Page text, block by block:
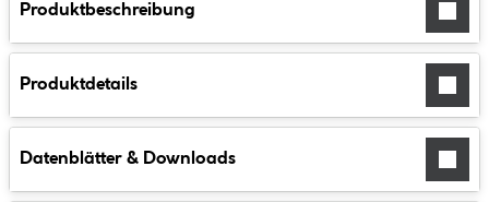
Produktbeschreibung
Produktdetails
Datenblätter & Downloads